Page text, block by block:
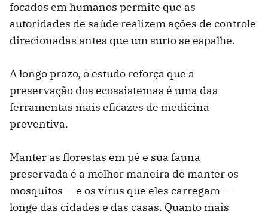
focados em humanos permite que as
autoridades de saúde realizem ações de controle
direcionadas antes que um surto se espalhe.
A longo prazo, o estudo reforça que a
preservação dos ecossistemas é uma das
ferramentas mais eficazes de medicina
preventiva.
Manter as florestas em pé e sua fauna
preservada é a melhor maneira de manter os
mosquitos — e os vírus que eles carregam —
longe das cidades e das casas. Quanto mais